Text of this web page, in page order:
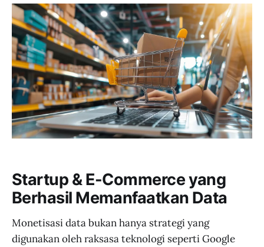
Startup & E-Commerce yang
Berhasil Memanfaatkan Data
Monetisasi data bukan hanya strategi yang
digunakan oleh raksasa teknologi seperti Google